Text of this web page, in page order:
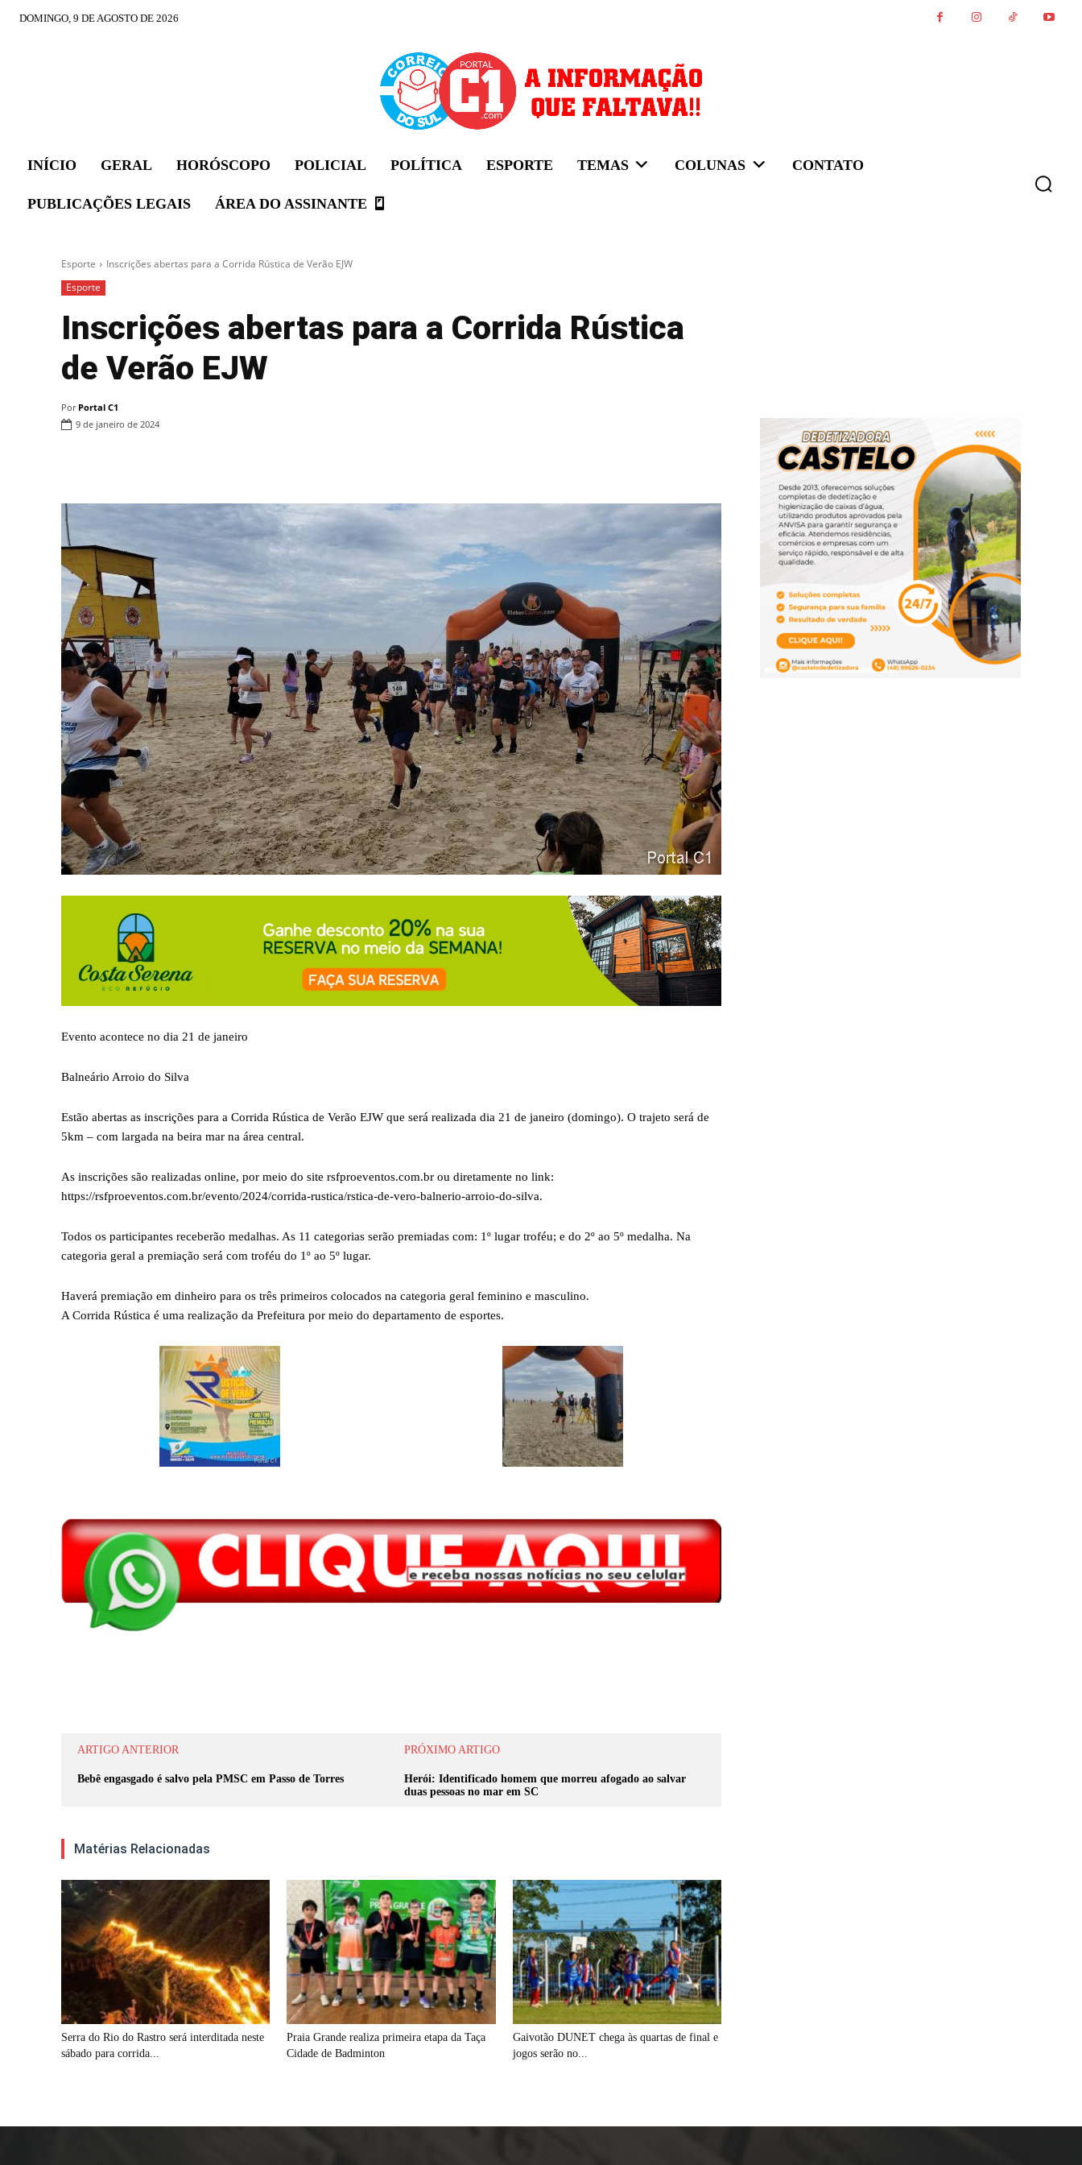
DOMINGO, 9 DE AGOSTO DE 2026
INÍCIO GERAL HORÓSCOPO POLICIAL POLÍTICA ESPORTE TEMAS COLUNAS CONTATO
PUBLICAÇÕES LEGAIS ÁREA DO ASSINANTE
Esporte
Inscrições abertas para a Corrida Rústica de Verão EJW
Esporte
Inscrições abertas para a Corrida Rústica
de Verão EJW
Por Portal C1
9 de janeiro de 2024
Evento acontece no dia 21 de janeiro
Balneário Arroio do Silva
Estão abertas as inscrições para a Corrida Rústica de Verão EJW que será realizada dia 21 de janeiro (domingo). O trajeto será de
5km – com largada na beira mar na área central.
As inscrições são realizadas online, por meio do site rsfproeventos.com.br ou diretamente no link:
https://rsfproeventos.com.br/evento/2024/corrida-rustica/rstica-de-vero-balnerio-arroio-do-silva.
Todos os participantes receberão medalhas. As 11 categorias serão premiadas com: 1º lugar troféu; e do 2º ao 5º medalha. Na
categoria geral a premiação será com troféu do 1º ao 5º lugar.
Haverá premiação em dinheiro para os três primeiros colocados na categoria geral feminino e masculino.
A Corrida Rústica é uma realização da Prefeitura por meio do departamento de esportes.
ARTIGO ANTERIOR
Bebê engasgado é salvo pela PMSC em Passo de Torres
PRÓXIMO ARTIGO
Herói: Identificado homem que morreu afogado ao salvar
duas pessoas no mar em SC
Matérias Relacionadas
Serra do Rio do Rastro será interditada neste
sábado para corrida...
Praia Grande realiza primeira etapa da Taça
Cidade de Badminton
Gaivotão DUNET chega às quartas de final e
jogos serão no...